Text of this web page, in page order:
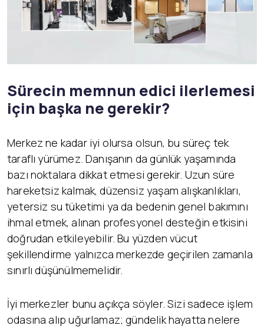
Sürecin memnun edici ilerlemesi
için başka ne gerekir?
Merkez ne kadar iyi olursa olsun, bu süreç tek
taraflı yürümez. Danışanın da günlük yaşamında
bazı noktalara dikkat etmesi gerekir. Uzun süre
hareketsiz kalmak, düzensiz yaşam alışkanlıkları,
yetersiz su tüketimi ya da bedenin genel bakımını
ihmal etmek, alınan profesyonel desteğin etkisini
doğrudan etkileyebilir. Bu yüzden vücut
şekillendirme yalnızca merkezde geçirilen zamanla
sınırlı düşünülmemelidir.
İyi merkezler bunu açıkça söyler. Sizi sadece işlem
odasına alıp uğurlamaz; gündelik hayatta nelere